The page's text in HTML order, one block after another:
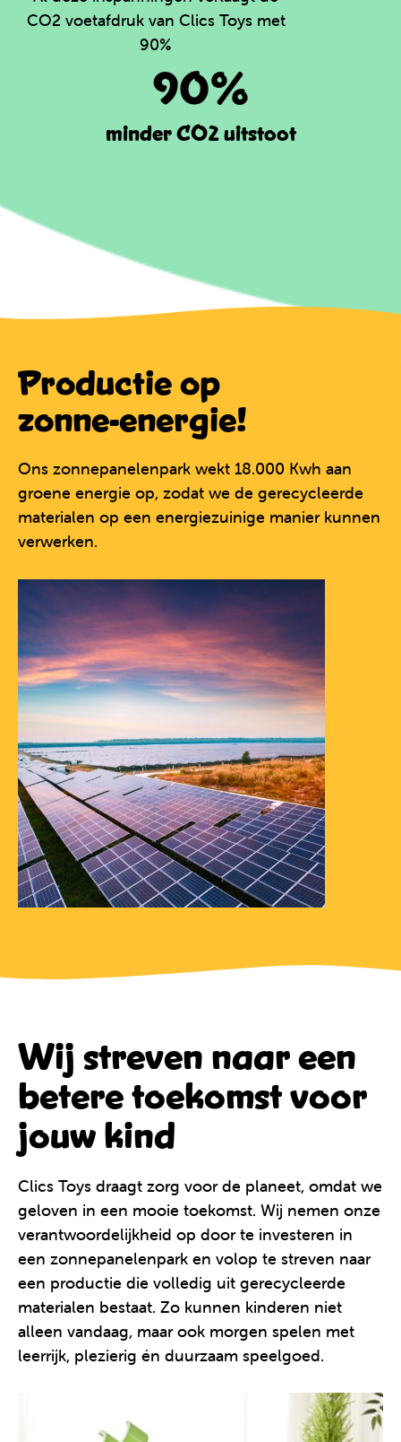
CO2 voetafdruk van Clics Toys met
90%
90%
minder CO2 uitstoot
Productie op
zonne-energie!
Ons zonnepanelenpark wekt 18.000 Kwh aan
groene energie op, zodat we de gerecycleerde
materialen op een energiezuinige manier kunnen
verwerken.
Wij streven naar een
betere toekomst voor
jouw kind
Clics Toys draagt zorg voor de planeet, omdat we
geloven in een mooie toekomst. Wij nemen onze
verantwoordelijkheid op door te investeren in
een zonnepanelenpark en volop te streven naar
een productie die volledig uit gerecycleerde
materialen bestaat. Zo kunnen kinderen niet
alleen vandaag, maar ook morgen spelen met
leerrijk, plezierig én duurzaam speelgoed.